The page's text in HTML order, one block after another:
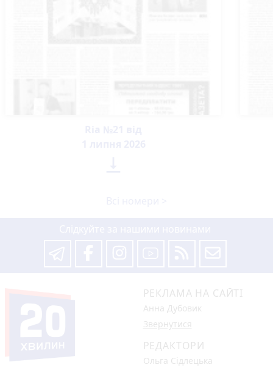
РЕКЛАМА НА САЙТІ
Анна Дубовик
Звернутися
РЕДАКТОРИ
Ольга Сідлецька